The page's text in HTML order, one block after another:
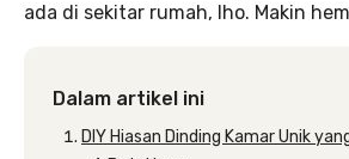
ada di sekitar rumah, lho. Makin
Dalam artikel ini
DIY Hiasan Dinding Kamar Unik